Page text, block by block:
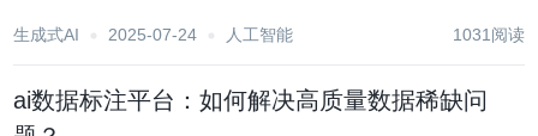
资源管理工作中，简历筛选与匹配是招聘流程中的关键环
生成式AI 2025-07-24 人工智能 1031阅读
ai数据标注平台：如何解决高质量数据稀缺问